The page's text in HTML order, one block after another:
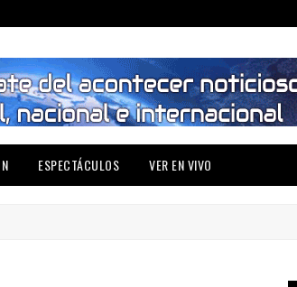
ESPECTÁCULOS VER EN VIVO